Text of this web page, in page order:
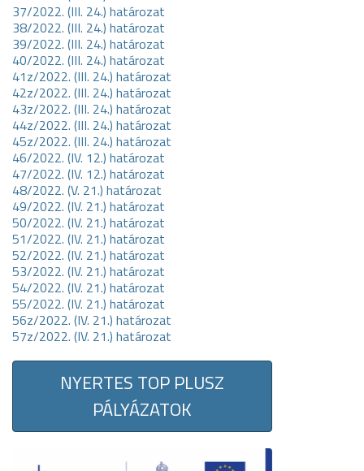
37/2022. (III. 24.) határozat
38/2022. (III. 24.) határozat
39/2022. (III. 24.) határozat
40/2022. (III. 24.) határozat
41z/2022. (III. 24.) határozat
42z/2022. (III. 24.) határozat
43z/2022. (III. 24.) határozat
44z/2022. (III. 24.) határozat
45z/2022. (III. 24.) határozat
46/2022. (IV. 12.) határozat
47/2022. (IV. 12.) határozat
48/2022. (V. 21.) határozat
49/2022. (IV. 21.) határozat
50/2022. (IV. 21.) határozat
51/2022. (IV. 21.) határozat
52/2022. (IV. 21.) határozat
53/2022. (IV. 21.) határozat
54/2022. (IV. 21.) határozat
55/2022. (IV. 21.) határozat
56z/2022. (IV. 21.) határozat
57z/2022. (IV. 21.) határozat
NYERTES TOP PLUSZ
PÁLYÁZATOK